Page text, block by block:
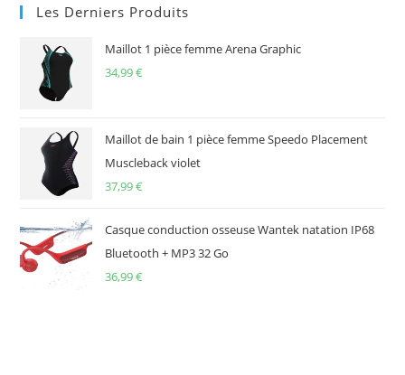
Les Derniers Produits
Maillot 1 pièce femme Arena Graphic
34,99€
Maillot de bain 1 pièce femme Speedo Placement
Muscleback violet
37,99€
Casque conduction osseuse Wantek natation IP68
Bluetooth + MP3 32 Go
36,99€